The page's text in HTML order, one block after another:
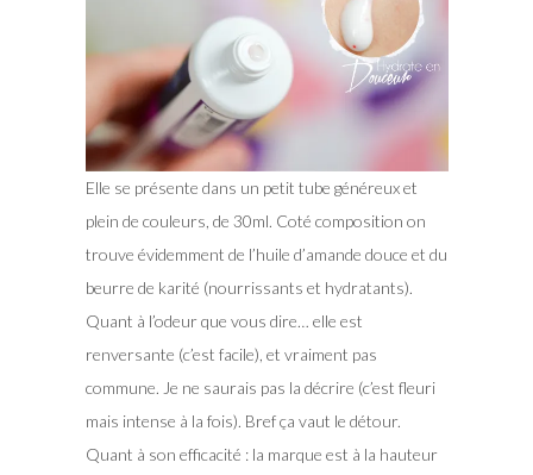
Elle se présente dans un petit tube généreux et
plein de couleurs, de 30ml. Coté composition on
trouve évidemment de l’huile d’amande douce et du
beurre de karité (nourrissants et hydratants).
Quant à l’odeur que vous dire… elle est
renversante (c’est facile), et vraiment pas
commune. Je ne saurais pas la décrire (c’est fleuri
mais intense à la fois). Bref ça vaut le détour.
Quant à son efficacité : la marque est à la hauteur